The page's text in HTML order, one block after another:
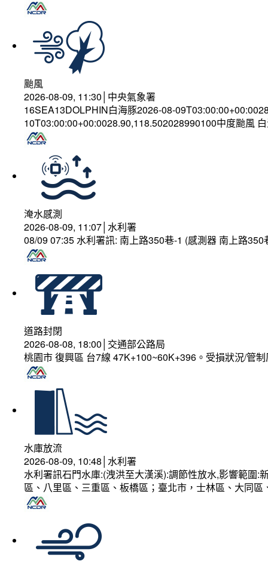
颱風
2026-08-09, 11:30│中央氣象署
16SEA13DOLPHIN白海豚2026-08-
10T03:00:00+00:0028.90,118.502028990100中度颱風
淹水感測
2026-08-09, 11:07│水利署
08/09 07:35 水利署訊: 南上路350巷-1 (感測器 南上路
道路封閉
2026-08-08, 18:00│交通部公路局
桃園市 復興區 台7線 47K+100~60K+396。受損狀況/管
水庫放流
2026-08-09, 10:48│水利署
水利署訊石門水庫:(洩洪至大漢溪):調節性放水,影響範圍
區、八里區、三重區、板橋區；臺北市，士林區、大同